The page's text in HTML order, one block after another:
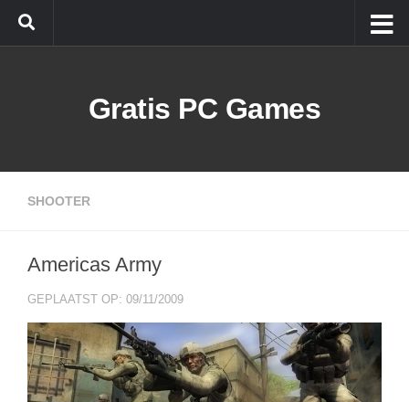
Doorgaan naar inhoud
Gratis PC Games
SHOOTER
Americas Army
GEPLAATST OP: 09/11/2009